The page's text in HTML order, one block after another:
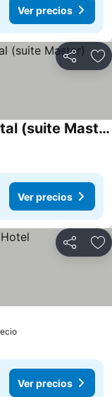
Ver precios
Compartir
Rio Quente Resorts Hotel Cristal (suite Master)
Ver precios
Compartir
Ver precios
Ver precios